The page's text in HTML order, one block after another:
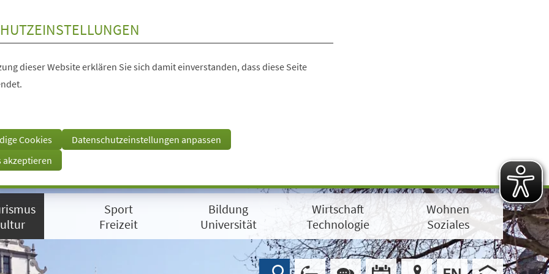
dieser Website erklären Sie sich damit einverstanden, dass diese Seite
Cookies
Datenschutzeinstellungen anpassen
akzeptieren
Sport
Freizeit
Bildung
Universität
Wirtschaft
Technologie
Wohnen
Soziales